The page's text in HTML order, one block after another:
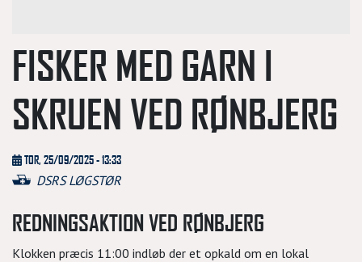
FISKER MED GARN I
SKRUEN VED RØNBJERG
TOR, 25/09/2025 - 13:33
DSRS LØGSTØR
REDNINGSAKTION VED RØNBJERG
Klokken præcis 11:00 indløb der et opkald om en lokal